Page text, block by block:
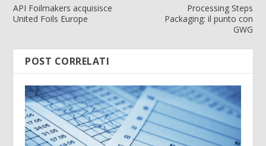
API Foilmakers acquisisce
United Foils Europe
Processing Steps
Packaging: il punto con
GWG
POST CORRELATI